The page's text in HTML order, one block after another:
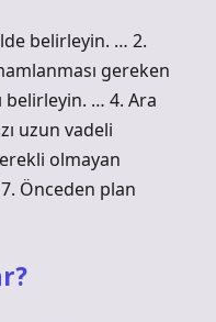
belirleyin. … 2.
gereken
belirleyin. … 4. Ara
uzun vadeli
olmayan
Önceden plan